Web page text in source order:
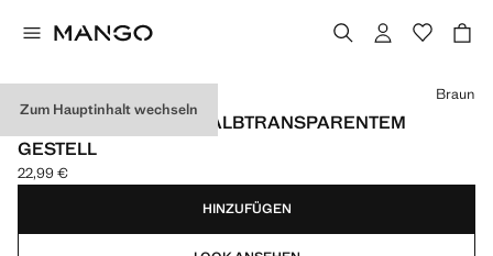
Zum Hauptinhalt wechseln
SONNENBRILLE MIT HALBTRANSPARENTEM
GESTELL
Aktueller Preis [22,99 € ]
22,99 €
Wählen Sie eine Farbe
Braun
HINZUFÜGEN